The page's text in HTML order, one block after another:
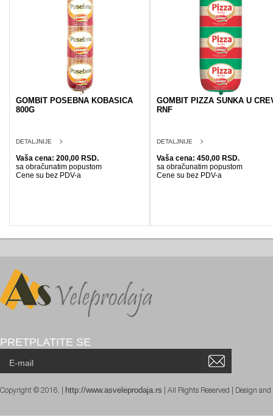
GOMBIT POSEBNA KOBASICA
800G
DETALJNIJE
Vaša cena: 200,00 RSD.
sa obračunatim popustom
Cene su bez PDV-a
GOMBIT PIZZA SUNKA U
RNF
DETALJNIJE
Vaša cena: 450,00 RSD.
sa obračunatim popustom
Cene su bez PDV-a
PRETPLATITE SE
Copyright © 2016. | http://www.asveleprodaja.rs | All Rights Reserved | Design